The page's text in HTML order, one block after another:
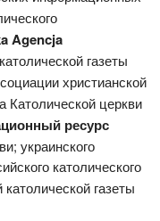
Agencja
газеты
христианской
Католической церкви
ресурс
украинского
католического
католической газеты